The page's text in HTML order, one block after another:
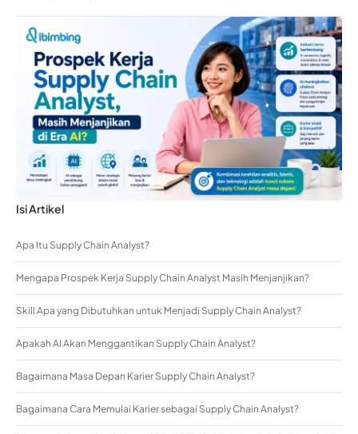
Isi Artikel
Apa Itu Supply Chain Analyst?
Mengapa Prospek Kerja Supply Chain Analyst Masih Menjanjikan?
Skill Apa yang Dibutuhkan untuk Menjadi Supply Chain Analyst?
Apakah AI Akan Menggantikan Supply Chain Analyst?
Bagaimana Masa Depan Karier Supply Chain Analyst?
Bagaimana Cara Memulai Karier sebagai Supply Chain Analyst?